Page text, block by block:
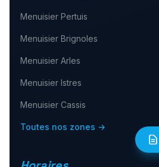
Menuisier Pertuis
Menuisier Brignoles
Menuisier Arles
Menuisier Istres
Menuisier Cassis
Toutes nos zones →